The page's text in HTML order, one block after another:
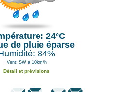
24°C
de pluie éparse
84%
Vent: SW à 10km/h
Détail et prévisions